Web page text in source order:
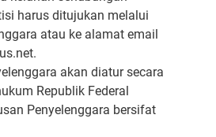
harus ditujukan melalui
atau ke alamat email
akan diatur secara
Republik Federal
Penyelenggara bersifat